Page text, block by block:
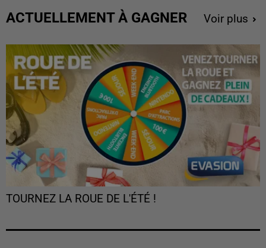
ACTUELLEMENT À GAGNER Voir plus
TOURNEZ LA ROUE DE L'ÉTÉ !